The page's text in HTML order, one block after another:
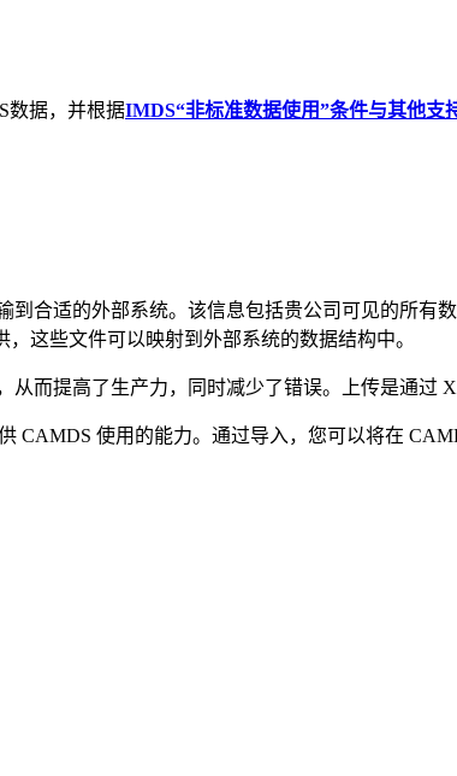
数据，并根据IMDS“非标准数据使用”条件与其他支
到合适的外部系统。该信息包括贵公司可见的所
这些文件可以映射到外部系统的数据结构中。
而提高了生产力，同时减少了错误。上传是通过
CAMDS 使用的能力。通过导入，您可以将在